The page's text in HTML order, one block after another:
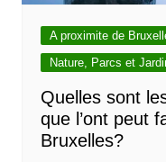
A proximite de
Nature, Parcs et
Quelles sont
que l’ont peut
Bruxelles?